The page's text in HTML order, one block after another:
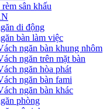
sân khấu
di động
bàn làm việc
ngăn bàn khung nhôm
ngăn trên mặt bàn
ngăn hòa phát
ngăn bàn fami
ngăn bàn khác
phòng